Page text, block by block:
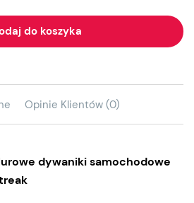
do koszyka
Opinie Klientów (0)
dywaniki samochodowe